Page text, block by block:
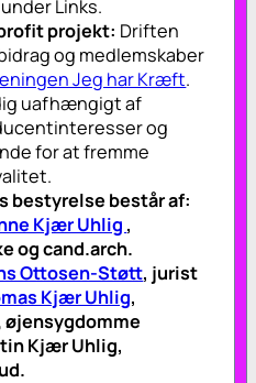
Links.
projekt: Driften
og medlemskaber
Jeg har Kræft.
uafhængigt af
og
for at fremme
bestyrelse består af:
Kjær Uhlig ,
og cand.arch.
Ottosen-Støtt, jurist
Kjær Uhlig,
,øjensygdomme
Kjær Uhlig,